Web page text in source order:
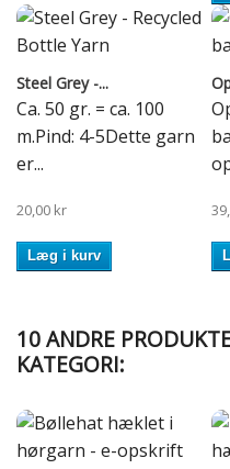
Steel Grey -...
Ca. 50 gr. = ca. 100
m.Pind: 4-5Dette garn
er...
20,00 kr
Læg i kurv
10 ANDRE
KATEGORI: